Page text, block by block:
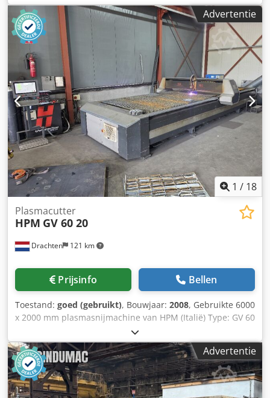
• Dubbele plasmasnijkoppen Chsdpfx Apozp D S Tecsa •
Aantal gebruiksuren: 2.016 en 3.120 • Werkoppervlak: 4 m
x 12 m
Advertentie
1 / 18
Drachten 121 km
Plasmacutter
HPM GV 60 20
Prijsinfo Bellen
Toestand: goed (gebruikt), Bouwjaar: 2008, Gebruikte 6000
x 2000 mm plasmasnijmachine van HPM (Italië) Type: GV 60
20 Tafelafmetingen: 6000 x 2000 mm Hypertherm 130 XD
met Truehole-optie Nieuwe Hypertherm EdgeConnect
CNC-besturing + nieuwe servomotoren Modesta
afzuigsysteem Inclusief reserveonderdelen Bouwjaar: 2008
Chsdszd Ur Tspfx Apcja CNC vernieuwd in: 2018
Advertentie